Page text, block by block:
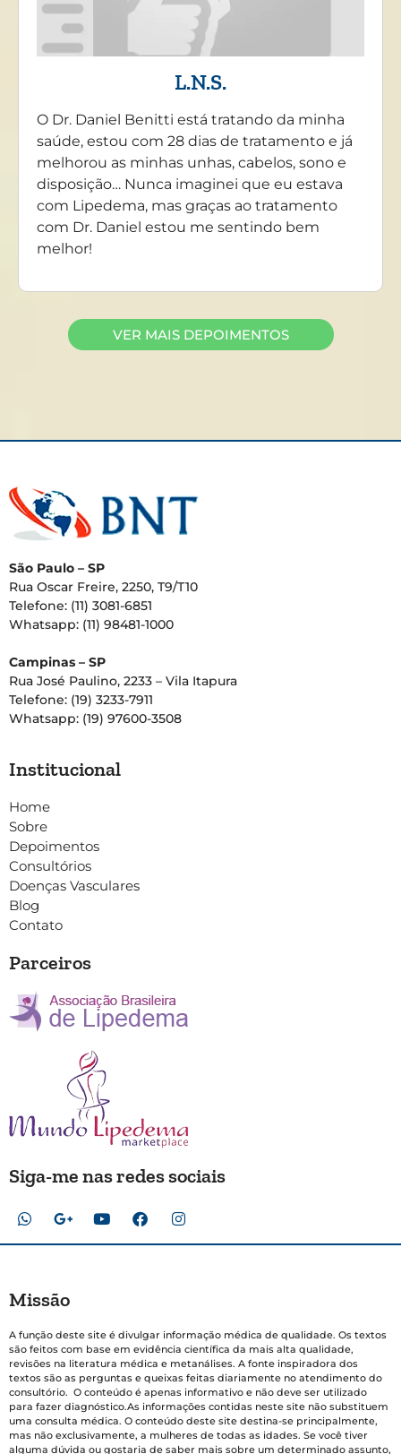
L.N.S.
O Dr. Daniel Benitti está tratando da minha
saúde, estou com 28 dias de tratamento e já
melhorou as minhas unhas, cabelos, sono e
disposição… Nunca imaginei que eu estava
com Lipedema, mas graças ao tratamento
com Dr. Daniel estou me sentindo bem
melhor!
VER MAIS DEPOIMENTOS
São Paulo – SP
Rua Oscar Freire, 2250, T9/T10
Telefone: (11) 3081-6851
Whatsapp: (11) 98481-1000
Campinas – SP
Rua José Paulino, 2233 – Vila Itapura
Telefone: (19) 3233-7911
Whatsapp: (19) 97600-3508
Institucional
Home
Sobre
Depoimentos
Consultórios
Doenças Vasculares
Blog
Contato
Parceiros
Siga-me nas redes sociais
Missão
A função deste site é divulgar informação médica de qualidade. Os textos
são feitos com base em evidência científica da mais alta qualidade,
revisões na literatura médica e metanálises. A fonte inspiradora dos
textos são as perguntas e queixas feitas diariamente no atendimento do
consultório. O conteúdo é apenas informativo e não deve ser utilizado
para fazer diagnóstico.As informações contidas neste site não substituem
uma consulta médica. O conteúdo deste site destina-se principalmente,
mas não exclusivamente, a mulheres de todas as idades. Se você tiver
alguma dúvida ou gostaria de saber mais sobre um determinado assunto,